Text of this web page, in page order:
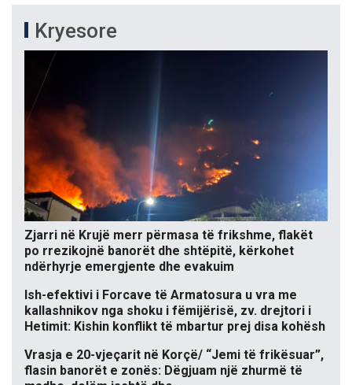
Kryesore
Zjarri në Krujë merr përmasa të frikshme, flakët
po rrezikojnë banorët dhe shtëpitë, kërkohet
ndërhyrje emergjente dhe evakuim
Ish-efektivi i Forcave të Armatosura u vra me
kallashnikov nga shoku i fëmijërisë, zv. drejtori i
Hetimit: Kishin konflikt të mbartur prej disa kohësh
Vrasja e 20-vjeçarit në Korçë/ “Jemi të frikësuar”,
flasin banorët e zonës: Dëgjuam një zhurmë të